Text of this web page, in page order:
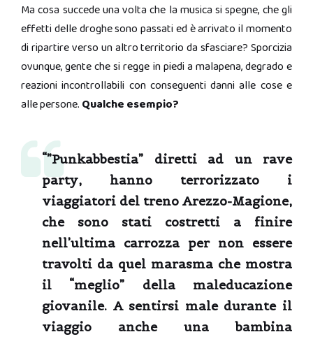
Ma cosa succede una volta che la musica si spegne, che gli
effetti delle droghe sono passati ed è arrivato il momento
di ripartire verso un altro territorio da sfasciare? Sporcizia
ovunque, gente che si regge in piedi a malapena, degrado e
reazioni incontrollabili con conseguenti danni alle cose e
alle persone. Qualche esempio?
“”Punkabbestia” diretti ad un rave
party, hanno terrorizzato i
viaggiatori del treno Arezzo-Magione,
che sono stati costretti a finire
nell’ultima carrozza per non essere
travolti da quel marasma che mostra
il “meglio” della maleducazione
giovanile. A sentirsi male durante il
viaggio anche una bambina